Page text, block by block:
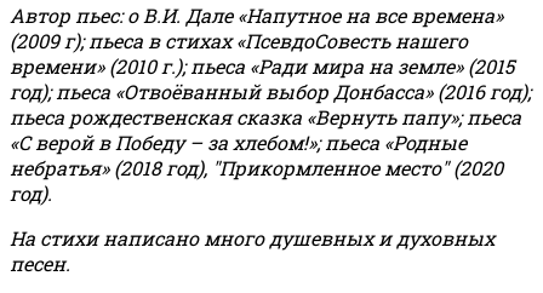
Автор пьес: о В.И. Дале «Напутное на все времена»
(2009 г); пьеса в стихах «ПсевдоСовесть нашего
времени» (2010 г.); пьеса «Ради мира на земле» (2015
год); пьеса «Отвоёванный выбор Донбасса» (2016 год);
пьеса рождественская сказка «Вернуть папу»; пьеса
«С верой в Победу – за хлебом!»;пьеса «Родные
небратья» (2018 год), "Прикормленное место" (2020
год).
На стихи написано много душевных и духовных
песен.